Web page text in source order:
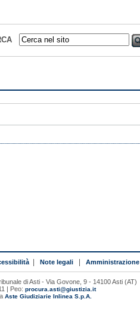
| Note legali| Amministrazione
di Asti - Via Govone, 9 - 14100 Asti (AT)
| Peo: procura.asti@giustizia.it
Aste Giudiziarie Inlinea S.p.A.